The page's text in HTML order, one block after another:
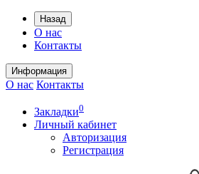
Назад
О нас
Контакты
Информация
О нас Контакты
Закладки0
Личный кабинет
Авторизация
Регистрация